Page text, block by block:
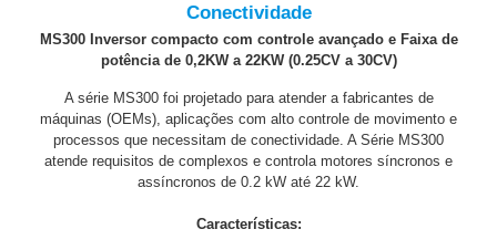
Conectividade
MS300 Inversor compacto com controle avançado e Faixa de
potência de 0,2KW a 22KW (0.25CV a 30CV)
A série MS300 foi projetado para atender a fabricantes de
máquinas (OEMs), aplicações com alto controle de movimento e
processos que necessitam de conectividade. A Série MS300
atende requisitos de complexos e controla motores síncronos e
assíncronos de 0.2 kW até 22 kW.
Características: